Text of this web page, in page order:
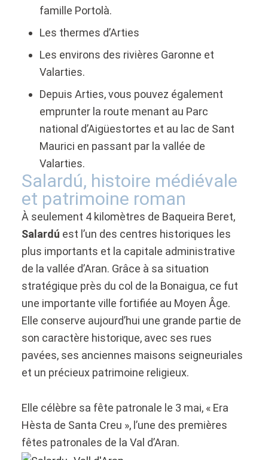
famille Portolà.
Les thermes d’Arties
Les environs des rivières Garonne et
Valarties.
Depuis Arties, vous pouvez également
emprunter la route menant au Parc
national d’Aigüestortes et au lac de Sant
Maurici en passant par la vallée de
Valarties.
Salardú, histoire médiévale
et patrimoine roman
À seulement 4 kilomètres de Baqueira Beret,
Salardú est l’un des centres historiques les
plus importants et la capitale administrative
de la vallée d’Aran. Grâce à sa situation
stratégique près du col de la Bonaigua, ce fut
une importante ville fortifiée au Moyen Âge.
Elle conserve aujourd’hui une grande partie de
son caractère historique, avec ses rues
pavées, ses anciennes maisons seigneuriales
et un précieux patrimoine religieux.
Elle célèbre sa fête patronale le 3 mai, « Era
Hèsta de Santa Creu », l’une des premières
fêtes patronales de la Val d’Aran.